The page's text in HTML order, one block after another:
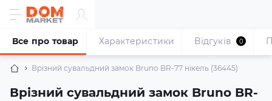
Врізний сувальдний замок Bruno BR-77 нікель (36445)
Врізний сувальдний замок Bruno BR-
Все про товар Характеристики Відгуків 0